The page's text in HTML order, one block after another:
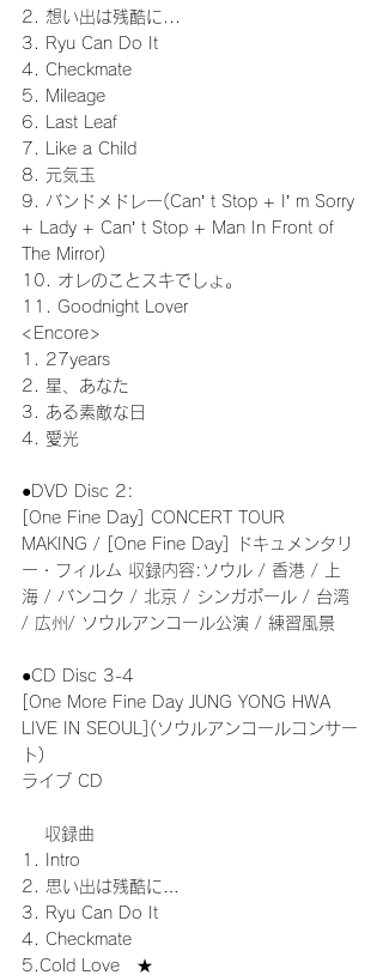
2. 想い出は残酷に...
3. Ryu Can Do It
4. Checkmate
5. Mileage
6. Last Leaf
7. Like a Child
8. 元気玉
9. バンドメドレー(Can’ t Stop + I’ m Sorry
+ Lady + Can’ t Stop + Man In Front of
The Mirror)
10. オレのことスキでしょ。
11. Goodnight Lover
<Encore>
1. 27years
2. 星、あなた
3. ある素敵な日
4. 愛光
●DVD Disc 2:
[One Fine Day] CONCERT TOUR
MAKING / [One Fine Day] ドキュメンタリ
ー・フィルム 収録内容:ソウル / 香港 / 上
海 / バンコク / 北京 / シンガポール / 台湾
/ 広州/ ソウルアンコール公演 / 練習風景
●CD Disc 3-4
[One More Fine Day JUNG YONG HWA
LIVE IN SEOUL](ソウルアンコールコンサー
ト)
ライブ CD
収録曲
1. Intro
2. 思い出は残酷に…
3. Ryu Can Do It
4. Checkmate
5.Cold Love　★